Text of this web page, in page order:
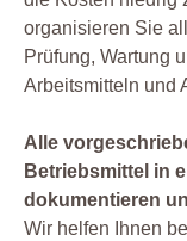
organisieren Sie
Prüfung, Wartung
Arbeitsmitteln und
Alle
Betriebsmittel in
dokumentieren
Wir helfen Ihnen